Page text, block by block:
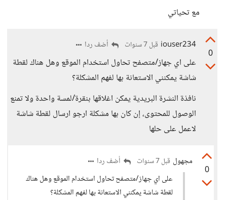
مع تحياتي
0
iouser234 قبل 7 سنوات أضف ردا
على اي جهاز/متصفح تحاول استخدام الموقع وهل هناك لقطة
شاشة يمكنني الاستعانة بها لفهم المشكلة؟
نافذة النشرة البريدية يمكن اغلاقها بنقرة/لمسة واحدة ولا تمنع
الوصول للمحتوى، إن كان بها مشكلة ارجو ارسال لقطة شاشة
لاعمل على حلها
0
مجهول قبل 7 سنوات
أضف ردا
على اي جهاز/متصفح تحاول استخدام الموقع وهل هناك
لقطة شاشة يمكنني الاستعانة بها لفهم المشكلة؟